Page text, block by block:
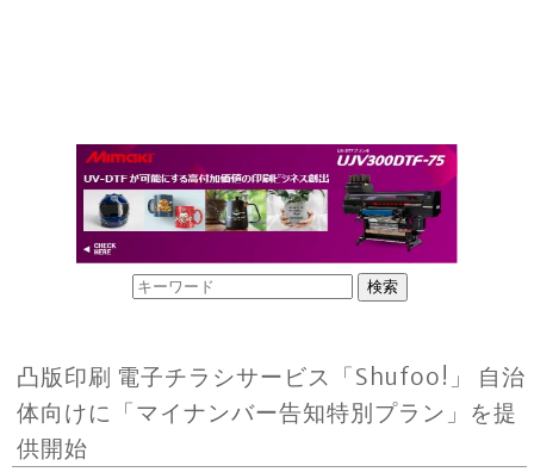
凸版印刷 電子チラシサービス「Shufoo!」 自治
体向けに「マイナンバー告知特別プラン」を提
供開始